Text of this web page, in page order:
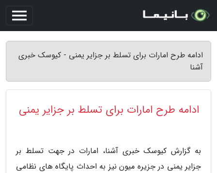
ادامه طرح امارات برای تسلط بر جزایر یمنی - کیوسک خبری
آشنا
ادامه طرح امارات برای تسلط بر جزایر یمنی
به گزارش کیوسک خبری آشنا، امارات در جهت تسلط بر
جزایر یمنی در جزیره میون نیز به احداث پایگاه های نظامی